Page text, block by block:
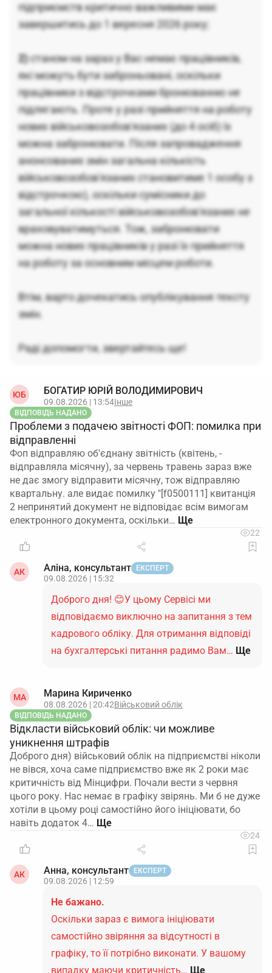
підприємств критично важливими має
завершитись до 1 вересня 2026 року;
2)станом на зараз у Вас немає працівників,
які можуть бути заброньовані, оскільки
працівники з відстрочками бронюванню не
підлягають. Проте у разі прийняття на роботу
нових військовозобов'язаних (до 4 осіб) їх
можна забронювати. Після запровадження
анонсованих змін загальна кількість
військовозобов'язаних становитиме 1 особу з
відстрочкою), оскільки сумісники до
загальної кількості військовозобов'язаних не
враховуватимуться. Тож, забронювати
можна нових працівників у разі їх прийняття
на роботу за основним місцем роботи.
Втім, варто дочекатись опублікування тексту
змін.
Раді допомогти, звертайтесь ще!
ЮБ БОГАТИР ЮРІЙ ВОЛОДИМИРОВИЧ
09.08.2026 | 13:54Інше
ВІДПОВІДЬ НАДАНО
Проблеми з подачею звітності ФОП: помилка при
відправленні
Фоп відправляю об'єднану звітність (квітень, -
відправляла місячну), за червень травень зараз вже
не дає змогу відправити місячну, тож відправляю
квартальну. але видає помилку "[f0500111] квитанція
2 непринятий документ не відповідає всім вимогам
електронного документа, оскільки…
22
АК Аліна, консультант ЕКСПЕРТ
09.08.2026 | 15:32
Доброго дня! 😊У цьому Сервісі ми
відповідаємо виключно на запитання з тем
кадрового обліку. Для отримання відповіді
на бухгалтерські питання радимо Вам… Ще
МА Марина Кириченко
08.08.2026 | 20:42Військовий облік
ВІДПОВІДЬ НАДАНО
Відкласти військовий облік: чи можливе
уникнення штрафів
Доброго дня) військовий облік на підприємстві ніколи
не вівся, хоча саме підприємство вже як 2 роки має
критичність від Мінцифри. Почали вести з червня
цього року. Нас немає в графіку звірянь. Ми б не дуже
хотіли в цьому році самостійно його ініціювати, бо
навіть додаток 4…
24
АК Анна, консультант ЕКСПЕРТ
09.08.2026 | 12:59
Не бажано.
Оскільки зараз є вимога ініціювати
самостійно звіряння за відсутності в
графіку, то її потрібно виконати. У вашому
випадку маючи критичність… Ще